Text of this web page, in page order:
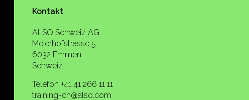
Kontakt
ALSO Schweiz AG
Meierhofstrasse 5
6032 Emmen
Schweiz
Telefon +41 41 266 11 11
training-ch@also.com